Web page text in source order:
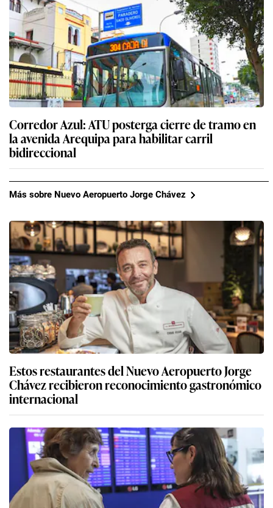
Corredor Azul: ATU posterga cierre de tramo en
la avenida Arequipa para habilitar carril
bidireccional
Más sobre Nuevo Aeropuerto Jorge Chávez
Estos restaurantes del Nuevo Aeropuerto Jorge
Chávez recibieron reconocimiento gastronómico
internacional